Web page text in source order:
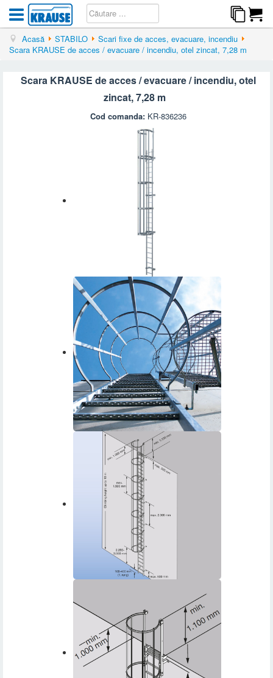
Acasă STABILO
Scari fixe de acces, evacuare, incendiu
Scara KRAUSE de acces / evacuare / incendiu, otel zincat, 7,28 m
Scara KRAUSE de acces / evacuare / incendiu, otel
zincat, 7,28 m
Cod comanda: KR-836236